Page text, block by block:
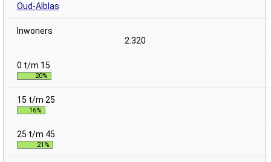
Oud-Alblas
2.320
20%
16%
21%